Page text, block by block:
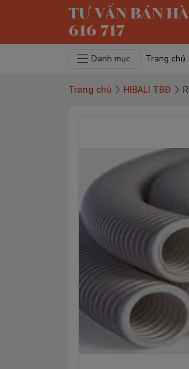
TƯ VẤN BÁN
616 717
Danh mục Trang chủ
Trang chủ HIBALI TBĐ